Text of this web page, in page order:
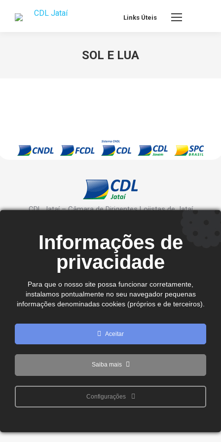
Links Úteis
SOL E LUA
CDL Jataí – Câmara de Dirigentes Lojistas de Jataí
Ver no mapa
comercial@cdljatai
(64) 99602 - 8923
Copyright © 2024 - 2026 CDL Jataí Todos os direitos
Informações de
privacidade
Para que o nosso site possa funcionar corretamente,
instalamos pontualmente no seu navegador pequenas
informações denominadas cookies (próprios e de terceiros).
Aceitar
Saiba mais
Configurações